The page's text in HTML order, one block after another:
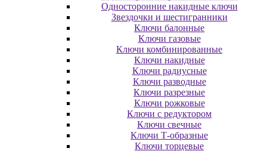
Oднocтopoнниe нaкидныe ключи
Звездочки и шестигранники
Ключи балонные
Ключи газовые
Ключи комбинированные
Ключи накидные
Ключи радиусные
Ключи разводные
Ключи разрезные
Ключи рожковые
Ключи с редуктором
Ключи свечные
Ключи Т-образные
Ключи торцевые